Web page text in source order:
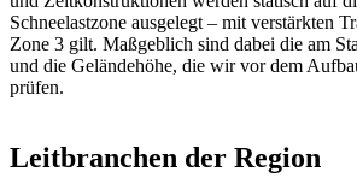
Schneelastzone ausgelegt – mit verstärkten
Zone 3 gilt. Maßgeblich sind dabei die am
und die Geländehöhe, die wir vor dem
prüfen.
Leitbranchen der Region